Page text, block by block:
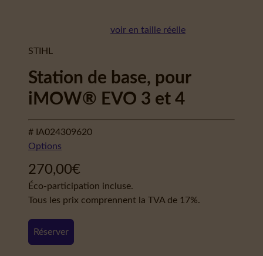
voir en taille réelle
STIHL
Station de base, pour
iMOW® EVO 3 et 4
# IA024309620
Options
270,00€
Éco-participation incluse.
Tous les prix comprennent la TVA de 17%.
Réserver